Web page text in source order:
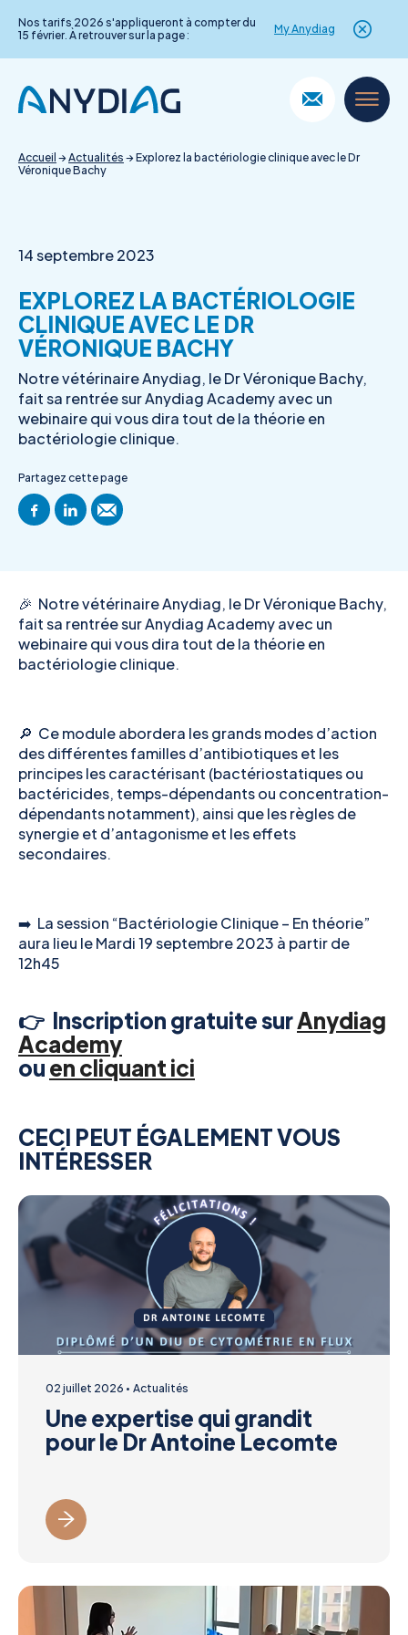
Nos tarifs 2026 s'appliqueront à compter du
15 février. À retrouver sur la page :
My Anydiag
content
Accueil →Actualités →Explorez la bactériologie clinique avec le Dr
Véronique Bachy
14 septembre 2023
EXPLOREZ LA BACTÉRIOLOGIE
CLINIQUE AVEC LE DR
VÉRONIQUE BACHY
Notre vétérinaire Anydiag, le Dr Véronique Bachy,
fait sa rentrée sur Anydiag Academy avec un
webinaire qui vous dira tout de la théorie en
bactériologie clinique.
Partagez cette page
🎉 Notre vétérinaire Anydiag, le Dr Véronique Bachy,
fait sa rentrée sur Anydiag Academy avec un
webinaire qui vous dira tout de la théorie en
bactériologie clinique.
🔎 Ce module abordera les grands modes d’action
des différentes familles d’antibiotiques et les
principes les caractérisant (bactériostatiques ou
bactéricides, temps-dépendants ou concentration-
dépendants notamment), ainsi que les règles de
synergie et d’antagonisme et les effets
secondaires.
➡️ La session “Bactériologie Clinique – En théorie”
aura lieu le Mardi 19 septembre 2023 à partir de
12h45
👉 Inscription gratuite surAnydiag
Academy
ou en cliquant ici
CECI PEUT ÉGALEMENT VOUS
INTÉRESSER
02 juillet 2026 Actualités
Une expertise qui grandit
pour le Dr Antoine Lecomte